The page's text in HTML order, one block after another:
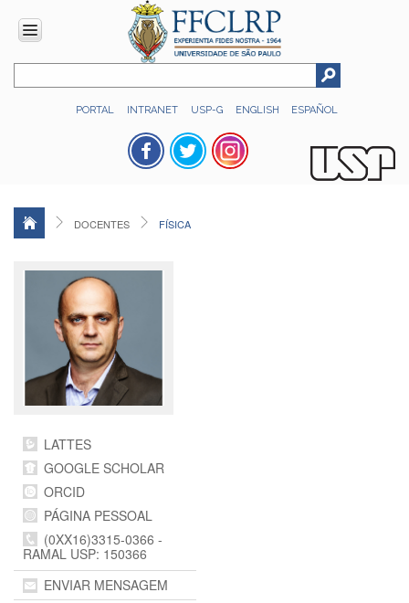
PORTAL INTRANET USP-G ENGLISH ESPAÑOL
INSTITUCIONAL
Histórico
Administração
Relatório
Gestão
FFCLRP
anos
GRADUAÇÃO
Apresentação
Atendimento
Online
Cursos
DOCENTES FÍSICA
LATTES
GOOGLE SCHOLAR
ORCID
PÁGINA PESSOAL
(0XX16)3315-0366 -
RAMAL USP: 150366
ENVIAR MENSAGEM